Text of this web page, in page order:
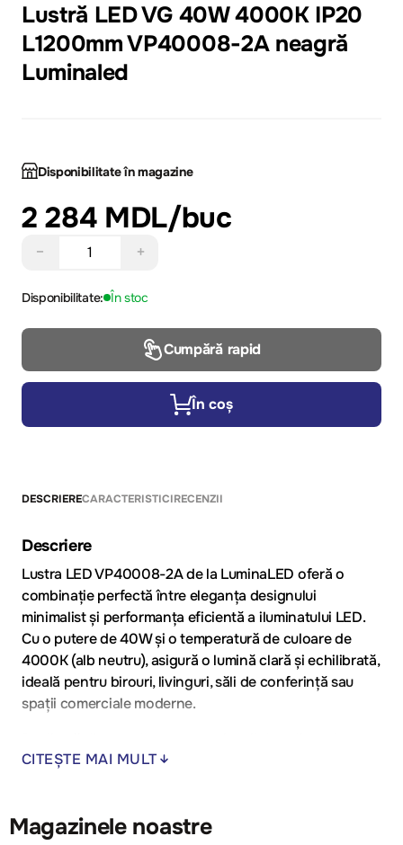
Lustră LED VG 40W 4000K IP20
L1200mm VP40008-2A neagră
Luminaled
Disponibilitate în magazine
2 284 MDL/buc
− +
Disponibilitate: În stoc
Cumpără rapid
În coș
DESCRIERECARACTERISTICIRECENZII
Descriere
Lustra LED VP40008-2A de la LuminaLED oferă o
combinație perfectă între eleganța designului
minimalist și performanța eficientă a iluminatului LED.
Cu o putere de 40W și o temperatură de culoare de
4000K (alb neutru), asigură o lumină clară și echilibrată,
ideală pentru birouri, livinguri, săli de conferință sau
spații comerciale moderne.
are o lungime de 1200 mm, oferind o distribuție
decorativ distinct, potrivit pentru interioare
CITEȘTE MAI MULT
Magazinele noastre